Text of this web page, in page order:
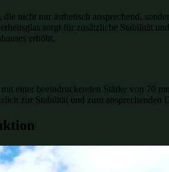
nicht nur ästhetisch ansprechend,
sorgt für zusätzliche Stabilität
erhöht.
mit einer beeindruckenden Stärke von 70
zur Stabilität und zum ansprechenden